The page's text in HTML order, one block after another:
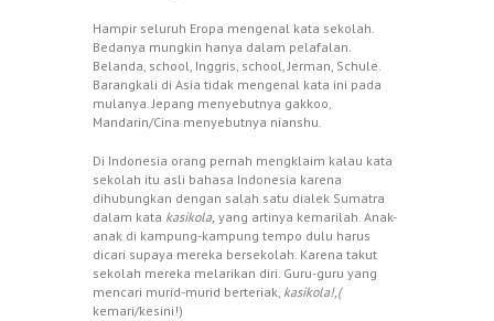
Hampir seluruh Eropa mengenal kata sekolah.
Bedanya mungkin hanya dalam pelafalan.
Belanda, school, Inggris, school, Jerman, Schule.
Barangkali di Asia tidak mengenal kata ini pada
mulanya. Jepang menyebutnya gakkoo,
Mandarin/Cina menyebutnya nianshu.
Di Indonesia orang pernah mengklaim kalau kata
sekolah itu asli bahasa Indonesia karena
dihubungkan dengan salah satu dialek Sumatra
dalam kata kasikola, yang artinya kemarilah. Anak-
anak di kampung-kampung tempo dulu harus
dicari supaya mereka bersekolah. Karena takut
sekolah mereka melarikan diri. Guru-guru yang
mencari murid-murid berteriak, kasikola!,(
kemari/kesini!)